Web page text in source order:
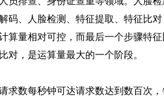
码、人脸检测、特征提取、特征比
算量相对可控，而最后一个步骤特
对，是运算量最大的一个阶段。
数每秒钟可达请求数达到数百次，